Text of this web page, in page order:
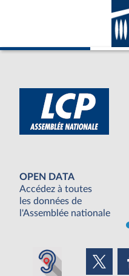
OPEN DATA
Accédez à toutes
les données de
l'Assemblée nationale